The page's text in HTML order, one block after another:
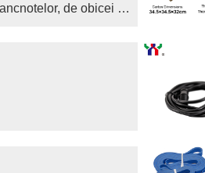
de obicei de